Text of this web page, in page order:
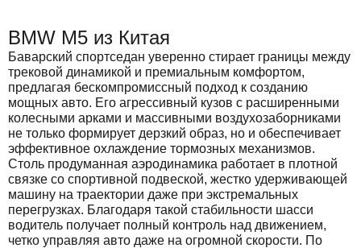
BMW M5 из Китая
Баварский спортседан уверенно стирает границы между
трековой динамикой и премиальным комфортом,
предлагая бескомпромиссный подход к созданию
мощных авто. Его агрессивный кузов с расширенными
колесными арками и массивными воздухозаборниками
не только формирует дерзкий образ, но и обеспечивает
эффективное охлаждение тормозных механизмов.
Столь продуманная аэродинамика работает в плотной
связке со спортивной подвеской, жестко удерживающей
машину на траектории даже при экстремальных
перегрузках. Благодаря такой стабильности шасси
водитель получает полный контроль над движением,
четко управляя авто даже на огромной скорости. По